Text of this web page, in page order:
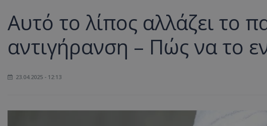
Αυτό το λίπος αλλάζει το
αντιγήρανση – Πώς να το
23.04.2025 - 12:13